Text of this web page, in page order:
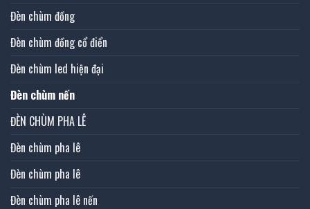
Đèn chùm đồng
Đèn chùm đồng cổ điển
Đèn chùm led hiện đại
Đèn chùm nến
ĐÈN CHÙM PHA LÊ
Đèn chùm pha lê
Đèn chùm pha lê
Đèn chùm pha lê nến